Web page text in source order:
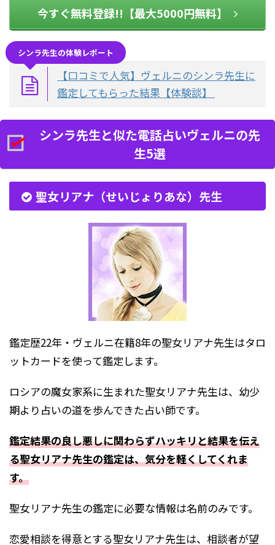
今すぐ無料登録!!【最大5000円無料】
シンラ先生の体験レポート
【口コミで人気】ヴェルニのシンラ先生に
鑑定してもらった結果【体験談】
シンラ先生と似た電話占いヴェルニの先
生5選
聖女リアナ（せいじょりあな）先生
鑑定歴22年・ヴェルニ在籍8年の聖女リアナ先生はタロ
ットカードを使って鑑定します。
ロシアの魔女家系に生まれた聖女リアナ先生は、幼少
期より占いの道を歩んできた占い師です。
鑑定結果の良し悪しに関わらずハッキリと結果を伝え
る聖女リアナ先生の鑑定は、気分を軽くしてくれま
す。
聖女リアナ先生の鑑定に必要な情報は名前のみです。
恋愛相談を得意とする聖女リアナ先生は、相談者が望